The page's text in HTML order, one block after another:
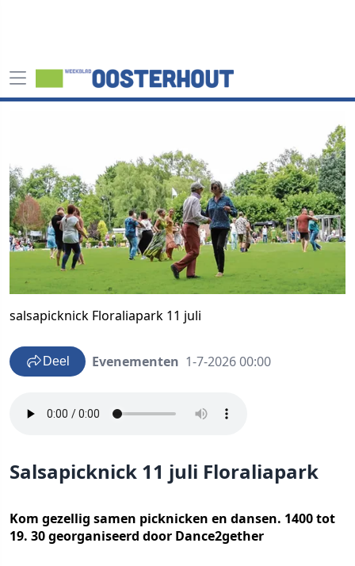
salsapicknick Floraliapark 11 juli
Deel Evenementen 1-7-2026 00:00
Salsapicknick 11 juli Floraliapark
Kom gezellig samen picknicken en dansen. 1400 tot
19. 30 georganiseerd door Dance2gether